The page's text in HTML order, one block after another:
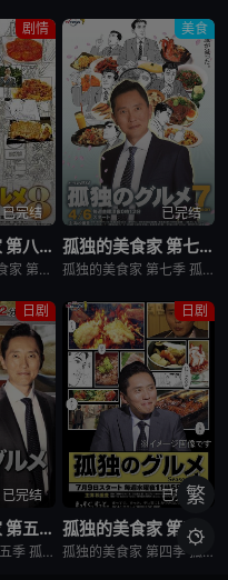
剧情
已完结
孤独的美食家 第八季
日剧《孤独的美食家 第八季》将围绕“勿忘初心”，挑战甜点特辑和美食剪辑等全新的主题，一定会让你大吃一惊。另外，那些藏在名不见经传的街头巷尾的美食也不容错过。备受瞩目的第一集将从那个热闹的地方启程。前所
美食
已完结
孤独的美食家 第七季
孤独的美食家 第七季 孤独のグルメ Season7是2018上映的剧情日剧。2012年1月，深夜开始悄悄播放的“孤独的美食家”终于迎来第7季了！众所周知，上季season 6从大阪的味道开始播出，但这次season 7重返初心，并开始与市井中不为人知的奇妙美食相遇。在“孤独的
日剧
已完结
孤独的美食家 第五季
孤独的美食家 第五季 孤独のグルメ Season5是2015剧情日剧。松重丰饰演的主人公井之头五郎，借工作之便在出差地周边的美食店驻足，自由享用想吃的美食并度过自在时光。《孤独的美食家 第五季》就是这样的一档美食纪录片。 五郎叔的食相实在是太诱人
日剧
已完结
孤独的美食家 第四季
孤独的美食家 第四季 孤独のグルメ Season4是2014剧情日剧。美食漫画《孤独的美食家》在改编真人日剧后大受欢迎，现在日剧《孤独的美食家4》宣布将从7月9日起在东京电视台播出，主人公井之头五郎继续由演员松重丰饰演。
繁
